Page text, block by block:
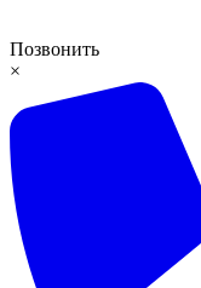
Позвонить
×